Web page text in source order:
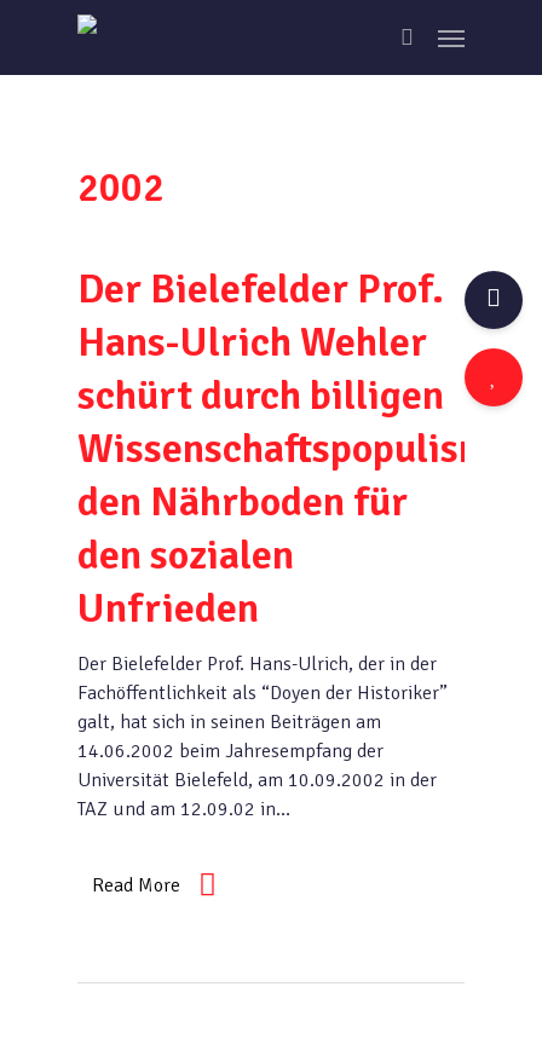
main
search
Menu
2002
Der Bielefelder Prof.
Hans-Ulrich Wehler
schürt durch billigen
Wissenschaftspopulismus
den Nährboden für
den sozialen
Unfrieden
Der Bielefelder Prof. Hans-Ulrich, der in der
Fachöffentlichkeit als “Doyen der Historiker”
galt, hat sich in seinen Beiträgen am
14.06.2002 beim Jahresempfang der
Universität Bielefeld, am 10.09.2002 in der
TAZ und am 12.09.02 in…
Read More